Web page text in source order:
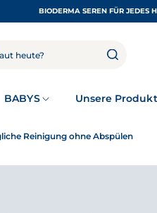
BIODERMA SEREN FÜR JEDES
BABYS Unsere
Reinigung ohne Abspülen